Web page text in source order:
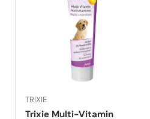
TRIXIE
Trixie Multi-Vitamin